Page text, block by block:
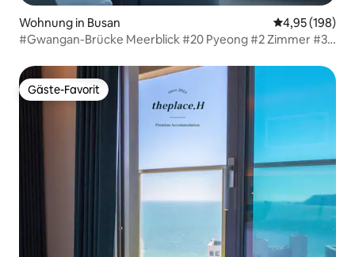
Wohnung in Busan
4,95 (198)
#Gwangan-Brücke Meerblick #20 Pyeong #2 Zimmer #3
verfügbar #Mister Mansion
Gäste-Favorit
Gäste-Favorit